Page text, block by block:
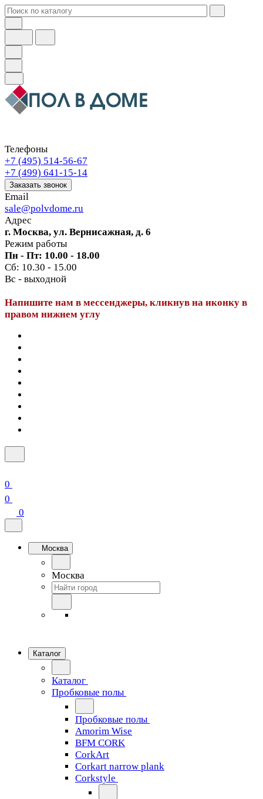
Телефоны
+7 (495) 514-56-67
+7 (499) 641-15-14
Заказать звонок
Email
sale@polvdome.ru
Адрес
г. Москва, ул. Вернисажная, д. 6
Режим работы
Пн - Пт: 10.00 - 18.00
Сб: 10.30 - 15.00
Вс - выходной
Напишите нам в мессенджеры, кликнув на иконку в
правом нижнем углу
0
0
0
Москва
Москва
Каталог
Каталог
Пробковые полы
Пробковые полы
Amorim Wise
BFM CORK
CorkArt
Corkart narrow plank
Corkstyle